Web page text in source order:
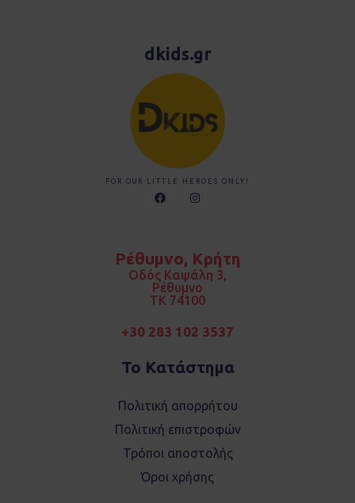
dkids.gr
FOR OUR LITTLE HEROES ONLY!
F
a
o
I
n
r
a
m
Ρέθυμνο, Κρήτη
Οδός Καψάλη 3,
Ρέθυμνο
TK 74100
+30 283 102 3537
Το Κατάστημα
Πολιτική απορρήτου
Πολιτική επιστροφών
Τρόποι αποστολής
Όροι χρήσης